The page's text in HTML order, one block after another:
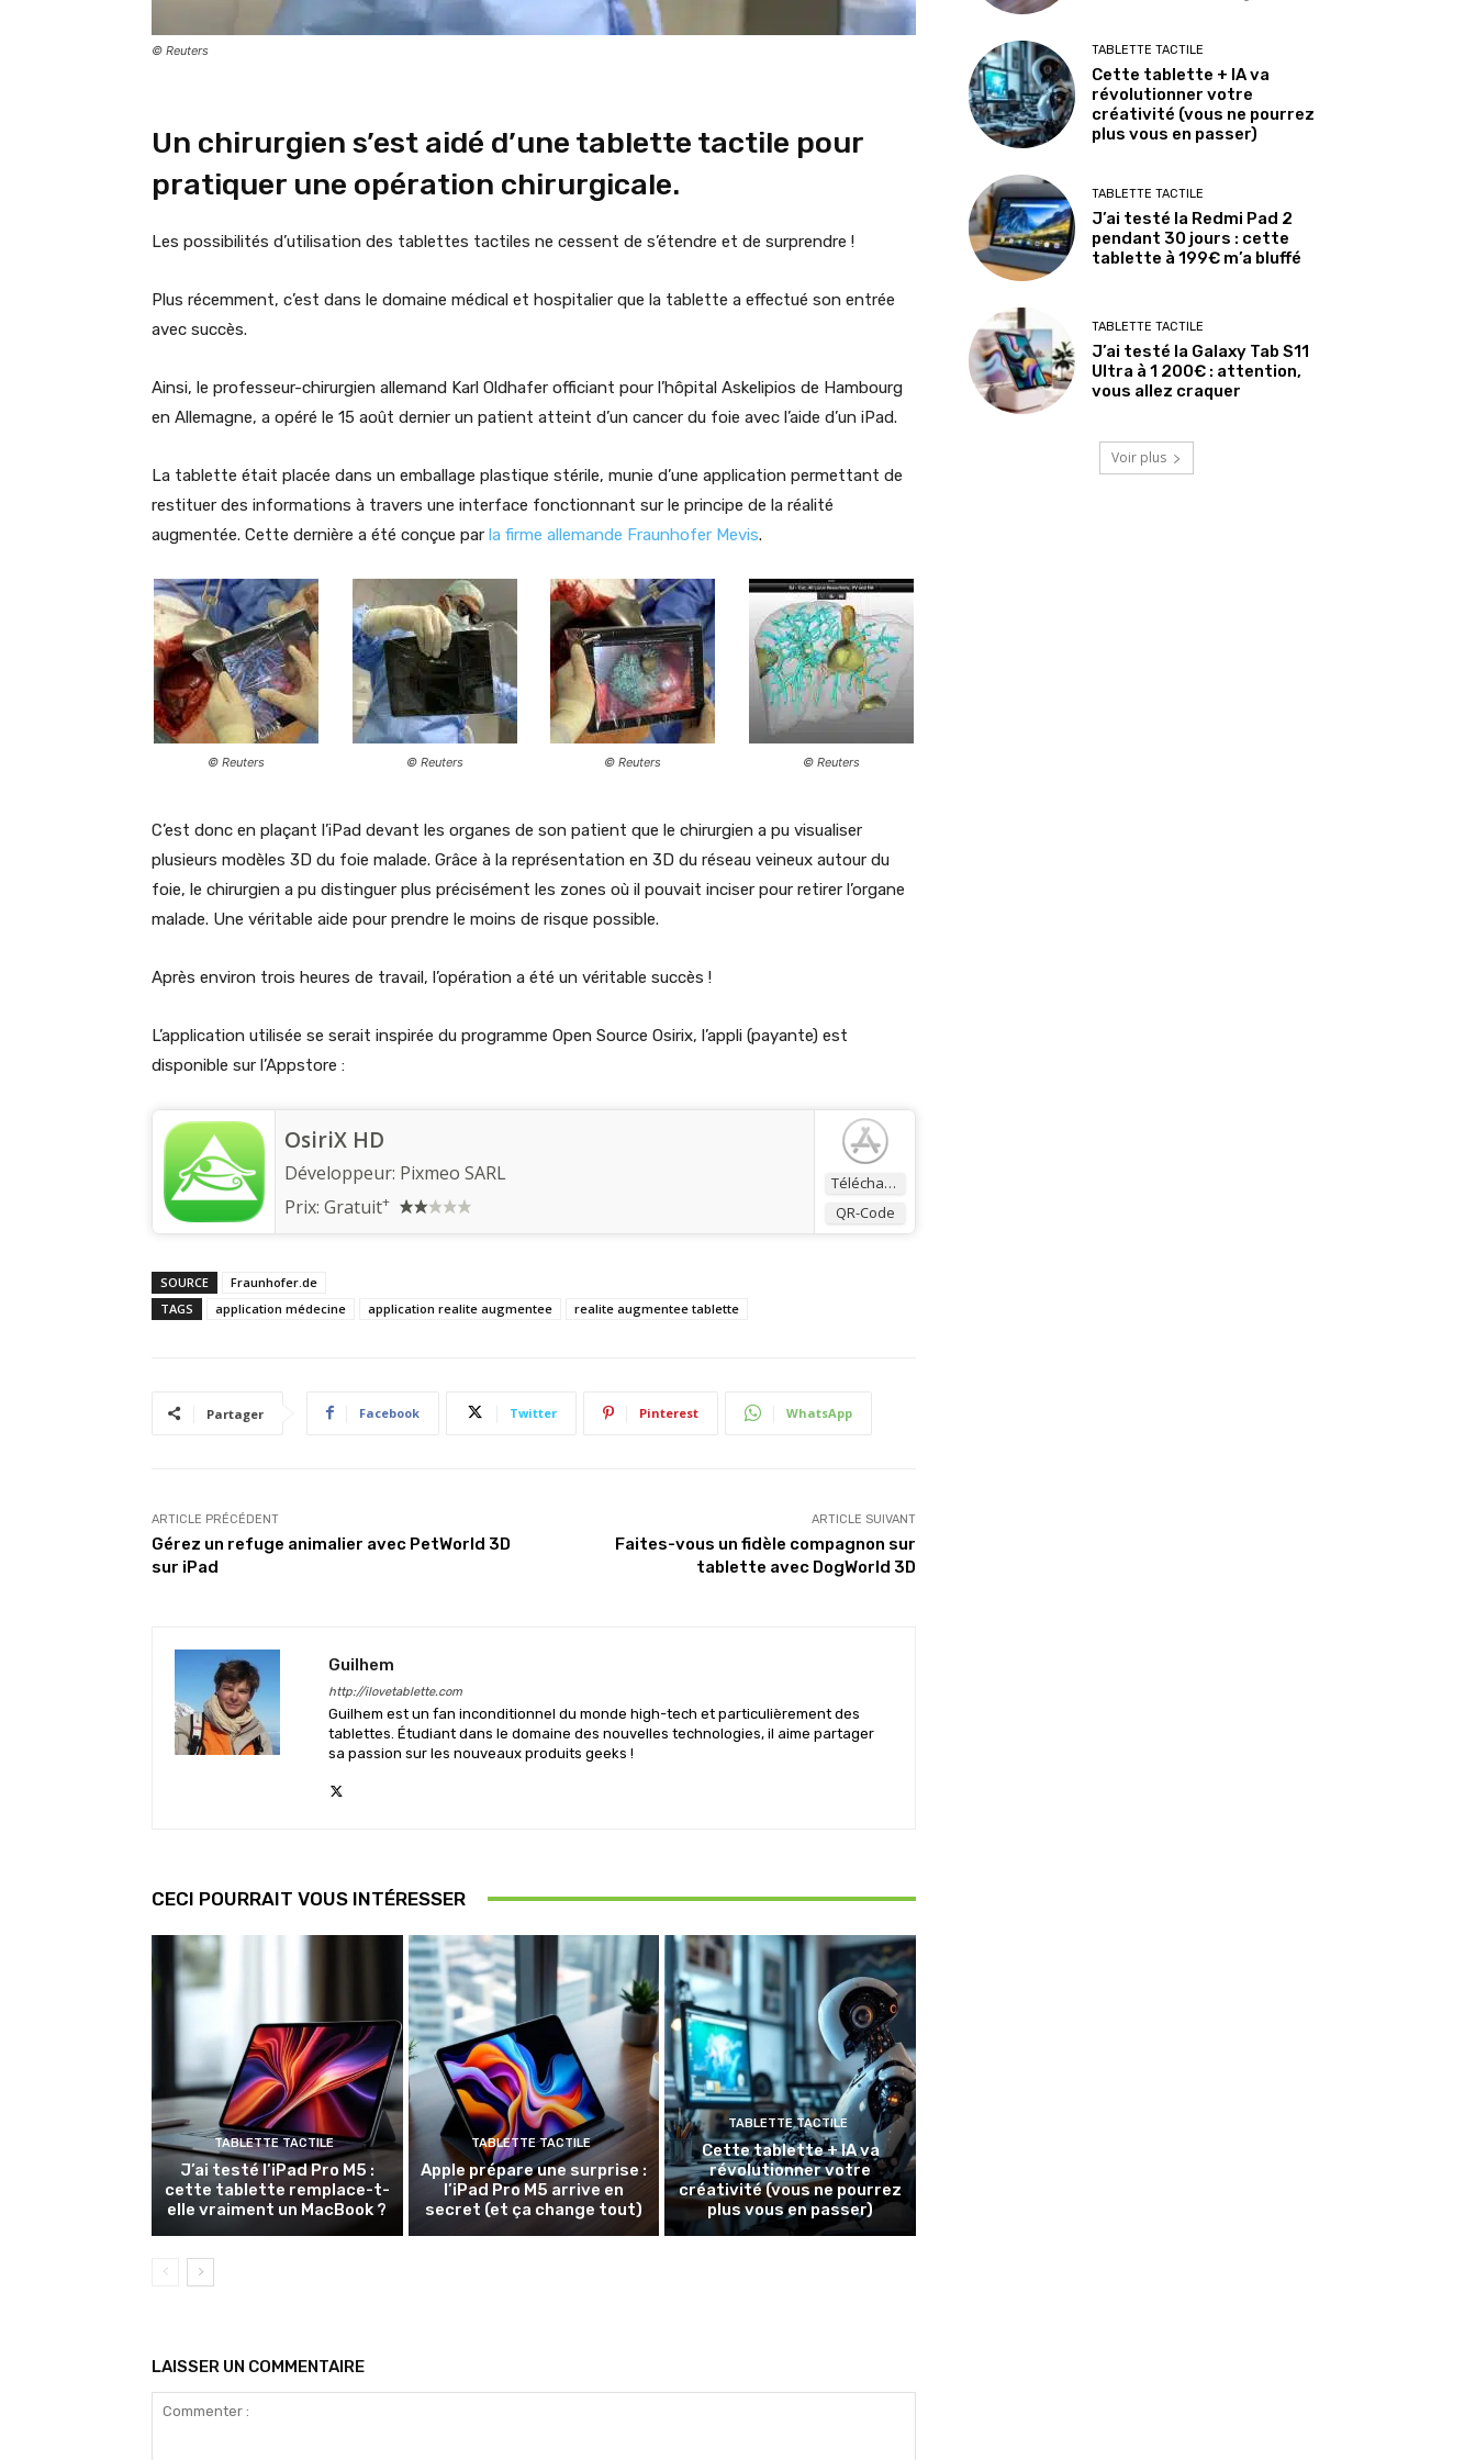
© Reuters
Un chirurgien s’est aidé d’une tablette tactile pour
pratiquer une opération chirurgicale.
Les possibilités d’utilisation des tablettes tactiles ne cessent de s’étendre et de surprendre !
Plus récemment, c’est dans le domaine médical et hospitalier que la tablette a effectué son entrée
avec succès.
Ainsi, le professeur-chirurgien allemand Karl Oldhafer officiant pour l’hôpital Askelipios de Hambourg
en Allemagne, a opéré le 15 août dernier un patient atteint d’un cancer du foie avec l’aide d’un iPad.
La tablette était placée dans un emballage plastique stérile, munie d’une application permettant de
restituer des informations à travers une interface fonctionnant sur le principe de la réalité
augmentée. Cette dernière a été conçue par la firme allemande Fraunhofer Mevis.
© Reuters © Reuters © Reuters © Reuters
C’est donc en plaçant l’iPad devant les organes de son patient que le chirurgien a pu visualiser
plusieurs modèles 3D du foie malade. Grâce à la représentation en 3D du réseau veineux autour du
foie, le chirurgien a pu distinguer plus précisément les zones où il pouvait inciser pour retirer l’organe
malade. Une véritable aide pour prendre le moins de risque possible.
Après environ trois heures de travail, l’opération a été un véritable succès !
L’application utilisée se serait inspirée du programme Open Source Osirix, l’appli (payante) est
disponible sur l’Appstore :
Télécharger
QR-Code
OsiriX HD
Développeur: Pixmeo SARL
Prix: Gratuit+
SOURCE
Fraunhofer.de
TAGS
application médecine application realite augmentee realite augmentee tablette
Partager Facebook Twitter Pinterest WhatsApp
ARTICLE PRÉCÉDENT
Gérez un refuge animalier avec PetWorld 3D
sur iPad
ARTICLE SUIVANT
Faites-vous un fidèle compagnon sur
tablette avec DogWorld 3D
Guilhem
http://ilovetablette.com
Guilhem est un fan inconditionnel du monde high-tech et particulièrement des
tablettes. Étudiant dans le domaine des nouvelles technologies, il aime partager
sa passion sur les nouveaux produits geeks !
CECI POURRAIT VOUS INTÉRESSER
TABLETTE TACTILE
J’ai testé l’iPad Pro M5 :
cette tablette remplace-t-
elle vraiment un MacBook ?
TABLETTE TACTILE
Apple prépare une surprise :
l’iPad Pro M5 arrive en
secret (et ça change tout)
TABLETTE TACTILE
Cette tablette + IA va
révolutionner votre
créativité (vous ne pourrez
plus vous en passer)
LAISSER UN COMMENTAIRE
TABLETTE TACTILE
Cette tablette + IA va
révolutionner votre
créativité (vous ne pourrez
plus vous en passer)
TABLETTE TACTILE
J’ai testé la Redmi Pad 2
pendant 30 jours : cette
tablette à 199€ m’a bluffé
TABLETTE TACTILE
J’ai testé la Galaxy Tab S11
Ultra à 1 200€ : attention,
vous allez craquer
Voir plus